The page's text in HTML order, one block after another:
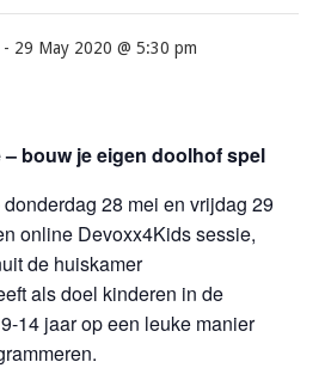
- 29 May 2020 @ 5:30 pm
bouw je eigen doolhof spel
28 mei en vrijdag 29
online Devoxx4Kids sessie,
de huiskamer
als doel kinderen in de
14 jaar op een leuke manier